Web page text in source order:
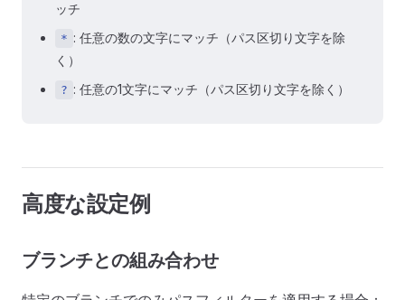
ッチ
* : 任意の数の文字にマッチ（パス区切り文字を除
く）
? : 任意の1文字にマッチ（パス区切り文字を除く）
高度な設定例
ブランチとの組み合わせ